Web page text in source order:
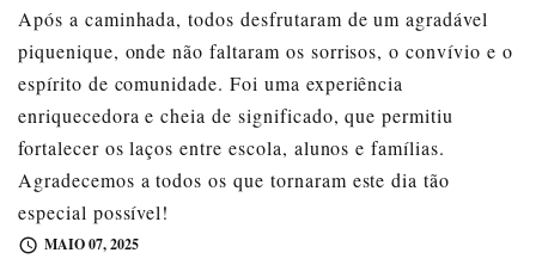
Após a caminhada, todos desfrutaram de um agradável
piquenique, onde não faltaram os sorrisos, o convívio e o
espírito de comunidade. Foi uma experiência
enriquecedora e cheia de significado, que permitiu
fortalecer os laços entre escola, alunos e famílias.
Agradecemos a todos os que tornaram este dia tão
especial possível!
MAIO 07, 2025